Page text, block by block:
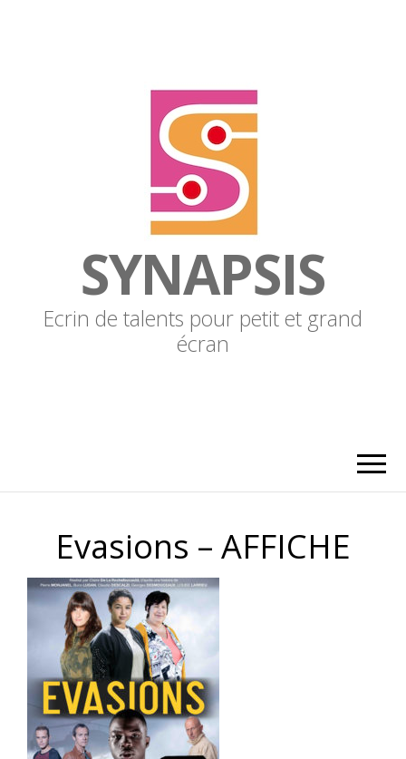
SYNAPSIS
Ecrin de talents pour petit et grand
écran
Evasions – AFFICHE